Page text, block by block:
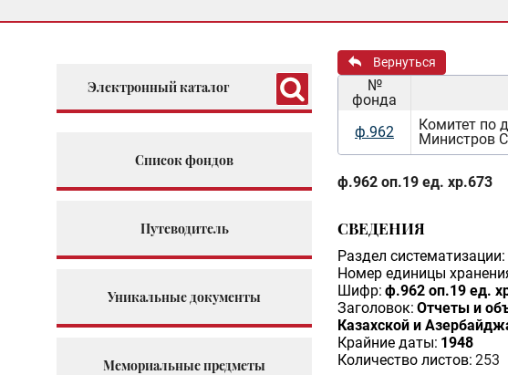
Электронный каталог
Список фондов
Путеводитель
Уникальные документы
Мемориальные предметы
Вернуться
№
фонда
ф.962
Комитет по
Министров
ф.962 оп.19 ед. хр.673
СВЕДЕНИЯ
Раздел систематизации:
Номер единицы
Шифр: ф.962 оп.19 ед.
Заголовок: Отчеты и
Казахской и
Крайние даты: 1948
Количество листов: 253